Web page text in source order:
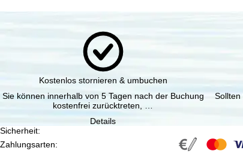
Kostenlos stornieren & umbuchen
Sie können innerhalb von 5 Tagen nach der Buchung
kostenfrei zurücktreten, …
Details
Sollten
Sicherheit:
Zahlungsarten: